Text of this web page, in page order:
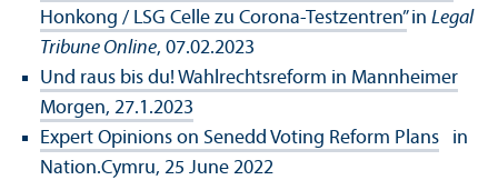
Honkong / LSG Celle zu Corona-Testzentren”in Legal
Tribune Online, 07.02.2023
Und raus bis du! Wahlrechtsreform in Mannheimer
Morgen, 27.1.2023
Expert Opinions on Senedd Voting Reform Plans in
Nation.Cymru, 25 June 2022